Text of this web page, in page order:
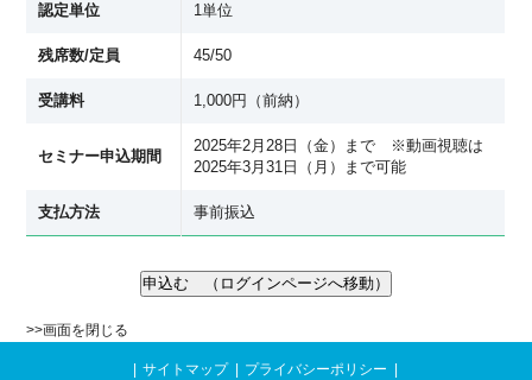
認定単位 1単位
残席数/定員 45/50
受講料 1,000円（前納）
セミナー申込期間
2025年2月28日（金）まで ※動画視聴は
2025年3月31日（月）まで可能
支払方法 事前振込
>>画面を閉じる
サイトマップ プライバシーポリシー